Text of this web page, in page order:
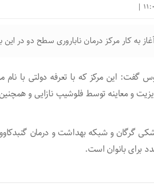
شهدا ۱۲ دی گنبدکاووس گفت: این مرکز که با تعرفه
و معاینه توسط فلوشیپ نازایی و
گرگان و شبکه بهداشت و درمان
برای بانوان است.